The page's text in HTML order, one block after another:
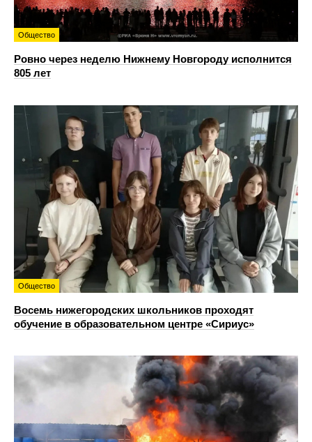
Общество
Ровно через неделю Нижнему Новгороду исполнится
805 лет
Общество
Восемь нижегородских школьников проходят
обучение в образовательном центре «Сириус»